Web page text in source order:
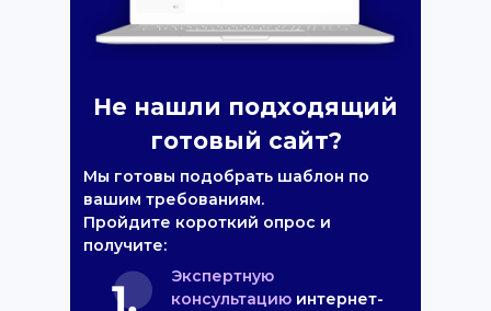
Не нашли подходящий
готовый сайт?
Мы готовы подобрать шаблон по
вашим требованиям.
Пройдите короткий опрос и
получите:
Экспертную
консультацию интернет-